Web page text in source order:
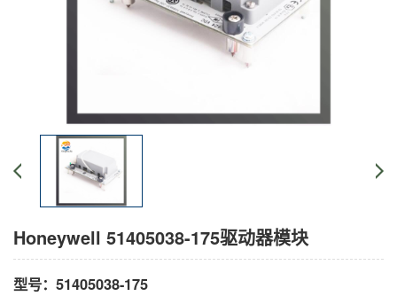
Honeywell 51405038-175驱动器模块
型号：51405038-175